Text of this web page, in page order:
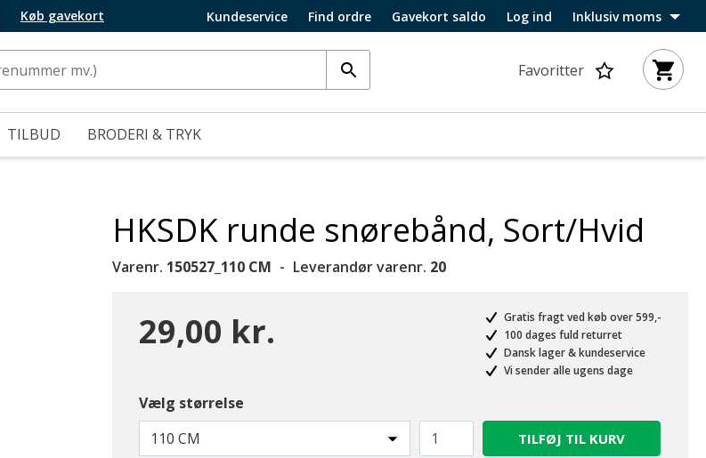
Køb gavekort Kundeservice Find ordre Gavekort saldo Log ind Inklusiv moms
Favoritter
TILBUD BRODERI & TRYK
HKSDK runde snørebånd, Sort/Hvid
Varenr. 150527_110 CM Leverandør varenr. 20
29,00 kr.
Gratis fragt ved køb over 599,-
100 dages fuld returret
Dansk lager & kundeservice
Vi sender alle ugens dage
Vælg størrelse
110 CM
TILFØJ TIL KURV